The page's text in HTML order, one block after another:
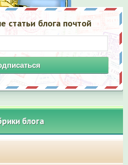
статьи блога почтой
блога